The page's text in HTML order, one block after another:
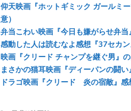
仰天映画『ホットギミック ガールミ
意）
弁当こわい映画『今日も嫌がらせ弁当
感動した人は読むなよ感想『37セカン
映画『クリード チャンプを継ぐ男』
まさかの猫耳映画『ディーパンの闘
ドラゴ映画『クリード 炎の宿敵』感